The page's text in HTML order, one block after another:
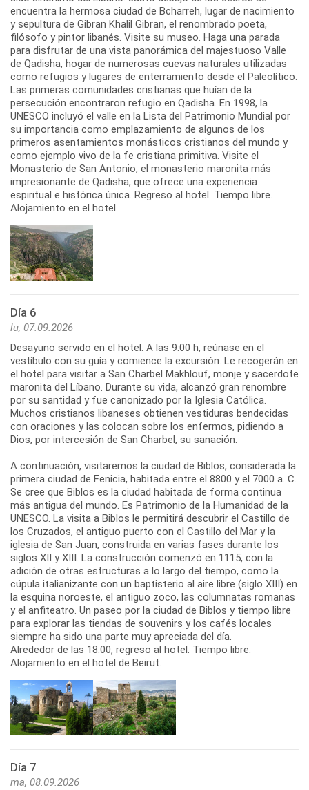
encuentra la hermosa ciudad de Bcharreh, lugar de nacimiento
y sepultura de Gibran Khalil Gibran, el renombrado poeta,
filósofo y pintor libanés. Visite su museo. Haga una parada
para disfrutar de una vista panorámica del majestuoso Valle
de Qadisha, hogar de numerosas cuevas naturales utilizadas
como refugios y lugares de enterramiento desde el Paleolítico.
Las primeras comunidades cristianas que huían de la
persecución encontraron refugio en Qadisha. En 1998, la
UNESCO incluyó el valle en la Lista del Patrimonio Mundial por
su importancia como emplazamiento de algunos de los
primeros asentamientos monásticos cristianos del mundo y
como ejemplo vivo de la fe cristiana primitiva. Visite el
Monasterio de San Antonio, el monasterio maronita más
impresionante de Qadisha, que ofrece una experiencia
espiritual e histórica única. Regreso al hotel. Tiempo libre.
Alojamiento en el hotel.
Día 6
lu, 07.09.2026
Desayuno servido en el hotel. A las 9:00 h, reúnase en el
vestíbulo con su guía y comience la excursión. Le recogerán en
el hotel para visitar a San Charbel Makhlouf, monje y sacerdote
maronita del Líbano. Durante su vida, alcanzó gran renombre
por su santidad y fue canonizado por la Iglesia Católica.
Muchos cristianos libaneses obtienen vestiduras bendecidas
con oraciones y las colocan sobre los enfermos, pidiendo a
Dios, por intercesión de San Charbel, su sanación.
A continuación, visitaremos la ciudad de Biblos, considerada la
primera ciudad de Fenicia, habitada entre el 8800 y el 7000 a. C.
Se cree que Biblos es la ciudad habitada de forma continua
más antigua del mundo. Es Patrimonio de la Humanidad de la
UNESCO. La visita a Biblos le permitirá descubrir el Castillo de
los Cruzados, el antiguo puerto con el Castillo del Mar y la
iglesia de San Juan, construida en varias fases durante los
siglos XII y XIII. La construcción comenzó en 1115, con la
adición de otras estructuras a lo largo del tiempo, como la
cúpula italianizante con un baptisterio al aire libre (siglo XIII) en
la esquina noroeste, el antiguo zoco, las columnatas romanas
y el anfiteatro. Un paseo por la ciudad de Biblos y tiempo libre
para explorar las tiendas de souvenirs y los cafés locales
siempre ha sido una parte muy apreciada del día.
Alrededor de las 18:00, regreso al hotel. Tiempo libre.
Alojamiento en el hotel de Beirut.
Día 7
ma, 08.09.2026